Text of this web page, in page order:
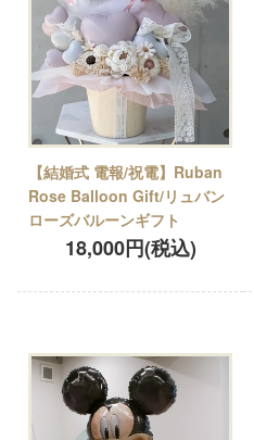
【結婚式 電報/祝電】Ruban
Rose Balloon Gift/リュバン
ローズバルーンギフト
18,000円(税込)